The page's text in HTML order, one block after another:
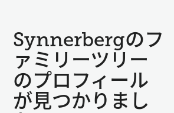
Synnerbergのフ
ァミリーツリー
のプロフィール
が見つかりまし